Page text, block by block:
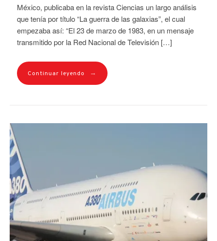
México, publicaba en la revista Ciencias un largo análisis
que tenía por título “La guerra de las galaxias”, el cual
empezaba así: “El 23 de marzo de 1983, en un mensaje
transmitido por la Red Nacional de Televisión […]
Continuar leyendo →